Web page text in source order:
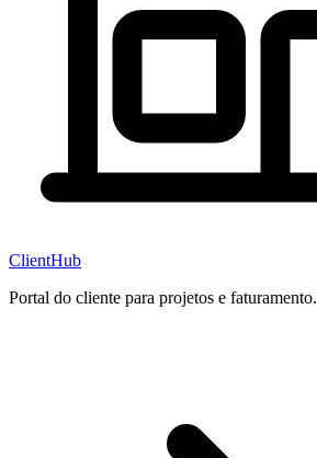
ClientHub
Portal do cliente para projetos e faturamento.